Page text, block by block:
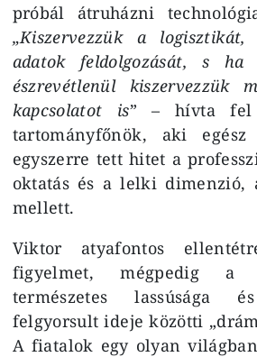
próbál átruházni
„Kiszervezzük a logisztikát,
adatok feldolgozását, s ha
észrevétlenül kiszervezzük
kapcsolatot is” – hívta fel
tartományfőnök, aki egész
egyszerre tett hitet a
oktatás és a lelki dimenzió,
mellett.
Viktor atyafontos
figyelmet, mégpedig a
természetes lassúsága
felgyorsult ideje közötti
A fiatalok egy olyan